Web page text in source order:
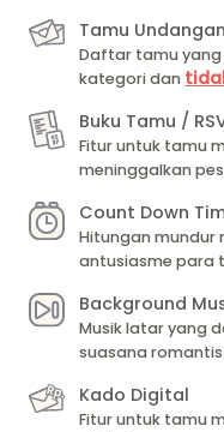
Tamu Undangan
Daftar tamu yang
kategori dan
Buku Tamu /
Fitur untuk tamu
meninggalkan
Count Down
Hitungan mundur
antusiasme para
Background
Musik latar yang
suasana
Kado Digital
Fitur untuk tamu